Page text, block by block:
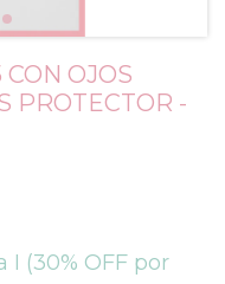
OJOS
PROTECTOR -
I (30% OFF por